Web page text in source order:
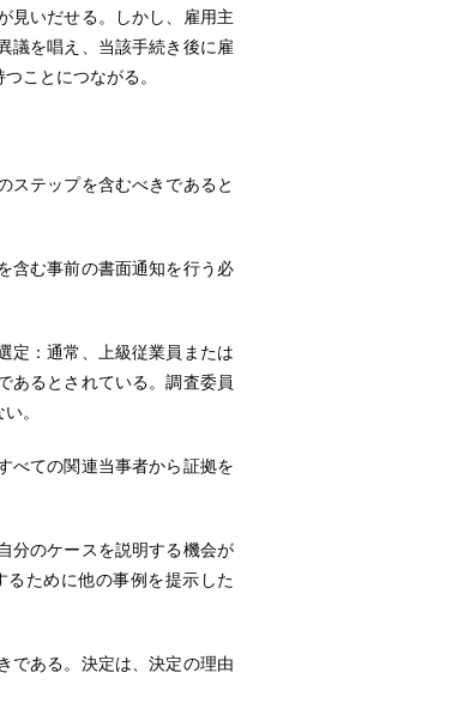
見いだせる。しかし、雇用主
議を唱え、当該手続き後に雇
ことにつながる。
ステップを含むべきであると
含む事前の書面通知を行う必
：通常、上級従業員または
あるとされている。調査委員
。
ての関連当事者から証拠を
分のケースを説明する機会が
ために他の事例を提示した
ある。決定は、決定の理由